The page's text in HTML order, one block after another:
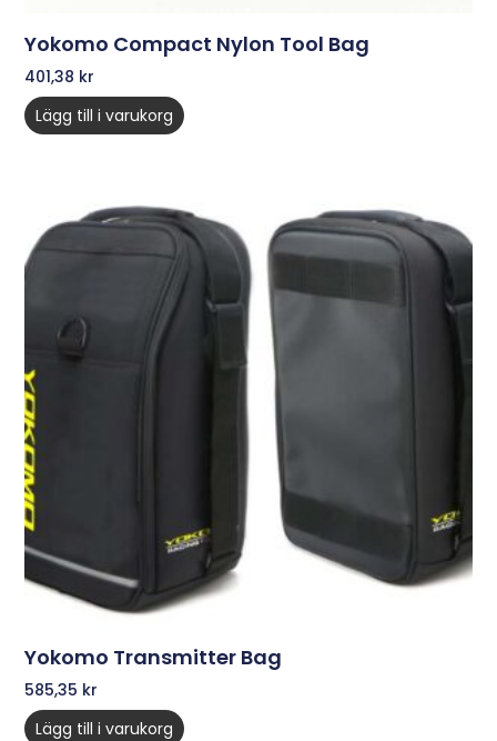
Yokomo Compact Nylon Tool Bag
401,38 kr
Lägg till i varukorg
Yokomo Transmitter Bag
585,35 kr
Lägg till i varukorg